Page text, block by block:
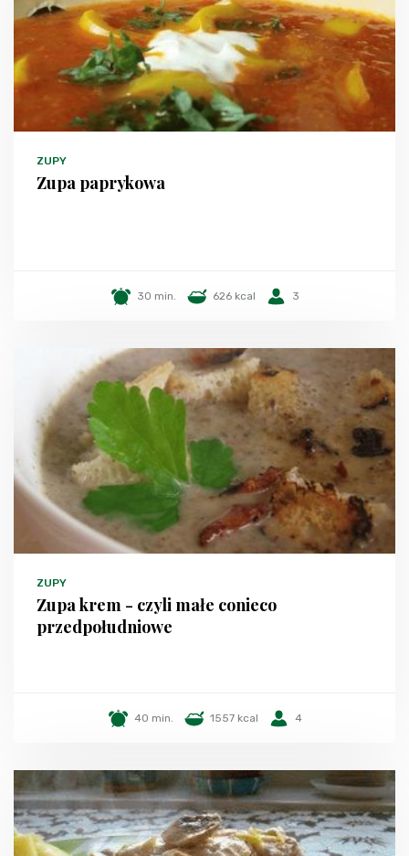
ZUPY
Zupa paprykowa
30 min. 626 kcal 3
ZUPY
Zupa krem - czyli małe conieco
przedpołudniowe
40 min. 1557 kcal 4